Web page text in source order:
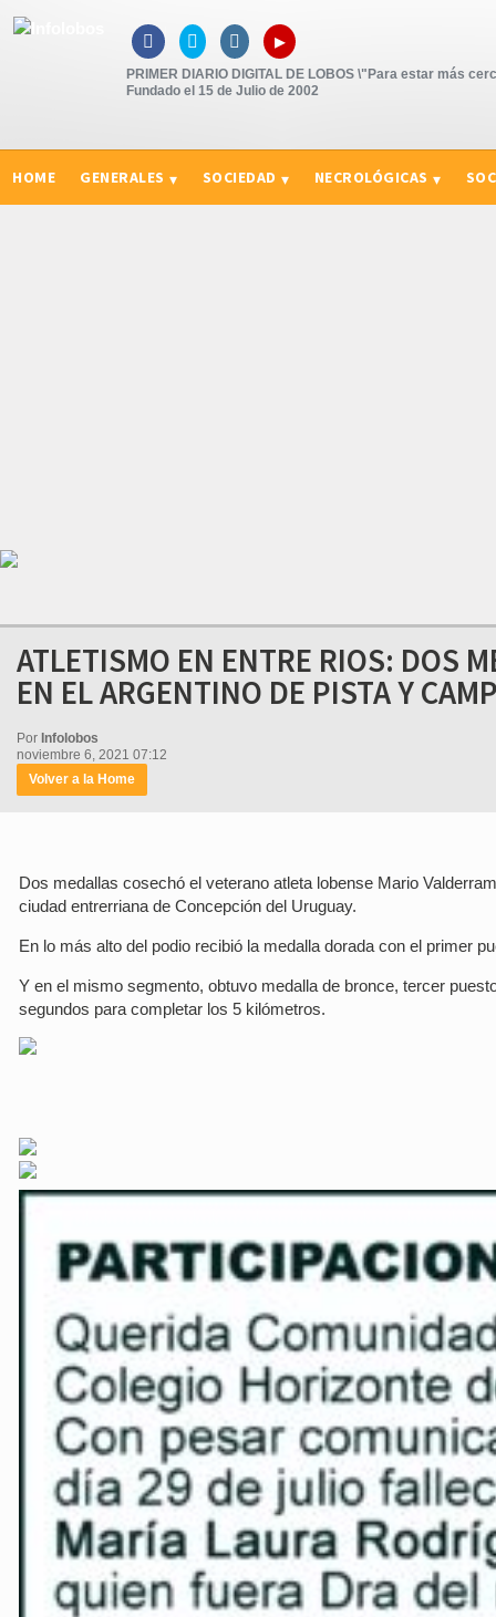
   ▸
PRIMER DIARIO DIGITAL DE LOBOS \"Para estar más
Fundado el 15 de Julio de 2002
HOME GENERALES SOCIEDAD NECROLÓGICAS
ATLETISMO EN ENTRE RIOS: DOS
EN EL ARGENTINO DE PISTA Y
Por Infolobos
noviembre 6, 2021 07:12
Volver a la Home
Dos medallas cosechó el veterano atleta lobense Mario
ciudad entrerriana de Concepción del Uruguay.
En lo más alto del podio recibió la medalla dorada con el primer
Y en el mismo segmento, obtuvo medalla de bronce, tercer
segundos para completar los 5 kilómetros.